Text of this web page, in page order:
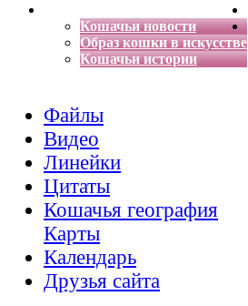
Кошачьи новости
Образ кошки в искусстве
Кошачьи истории
Файлы
Видео
Линейки
Цитаты
Кошачья география
Карты
Календарь
Друзья сайта